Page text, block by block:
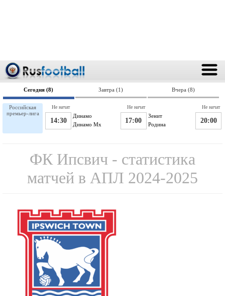
Сегодня (8) Завтра (1) Вчера (8)
Российская
премьер-лига
Динамо
14:30 Динамо Мх
Не начат
Зенит
17:00 Родина
Не начат
20:00
Не начат
ФК Ипсвич - статистика
матчей в АПЛ 2024-2025